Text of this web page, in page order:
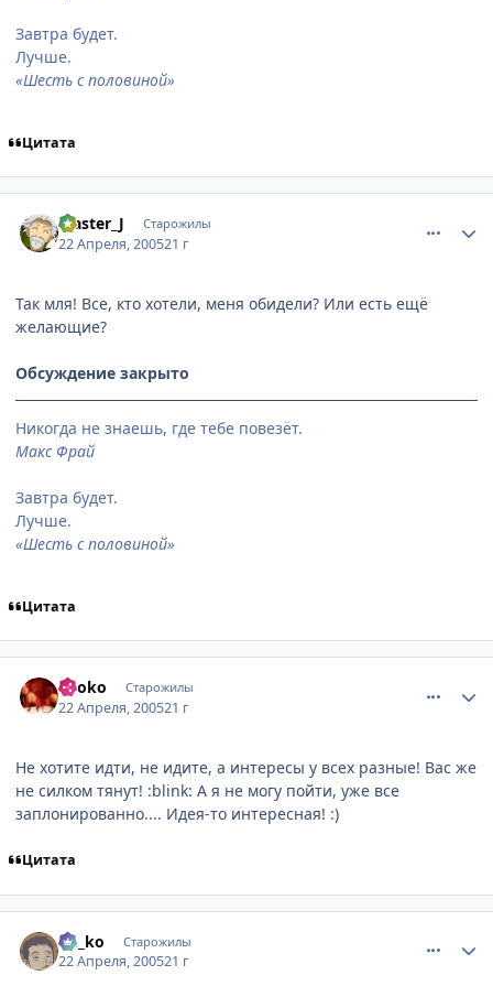
Завтра будет.
Лучше.
«Шесть с половиной»
Цитата
Master_J Старожилы
22 Апреля, 200521 г
Так мля! Все, кто хотели, меня обидели? Или есть ещё
желающие?
Обсуждение закрыто
Никогда не знаешь, где тебе повезёт.
Макс Фрай
Завтра будет.
Лучше.
«Шесть с половиной»
Цитата
Ryoko Старожилы
22 Апреля, 200521 г
Не хотите идти, не идите, а интересы у всех разные! Вас же
не силком тянут! :blink: А я не могу пойти, уже все
заплонированно.... Идея-то интересная! :)
Цитата
Ge_ko Старожилы
22 Апреля, 200521 г